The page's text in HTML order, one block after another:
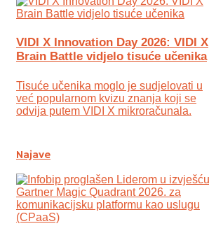
VIDI X Innovation Day 2026: VIDI X
Brain Battle vidjelo tisuće učenika
Tisuće učenika moglo je sudjelovati u
već popularnom kvizu znanja koji se
odvija putem VIDI X mikroračunala.
Najave